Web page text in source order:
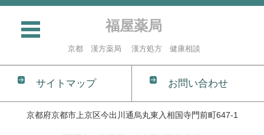
福屋薬局
京都 漢方薬局 漢方処方 健康相談
サイトマップ お問い合わせ
京都府京都市上京区今出川通烏丸東入相国寺門前町647-1